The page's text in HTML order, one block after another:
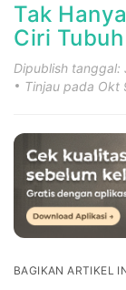
Tak
Ciri
Dipublish tanggal:
Tinjau pada Okt
BAGIKAN ARTIKEL